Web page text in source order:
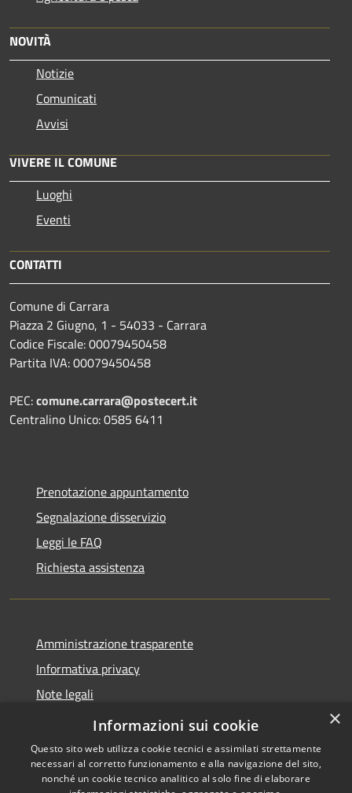
NOVITÀ
Notizie
Comunicati
Avvisi
VIVERE IL COMUNE
Luoghi
Eventi
CONTATTI
Comune di Carrara
Piazza 2 Giugno, 1 - 54033 - Carrara
Codice Fiscale: 00079450458
Partita IVA: 00079450458
PEC:comune.carrara@postecert.it
Centralino Unico: 0585 6411
Prenotazione appuntamento
Segnalazione disservizio
Leggi le FAQ
Richiesta assistenza
Amministrazione trasparente
Informativa privacy
Note legali
Dichiarazione di accessibilità
×
Informazioni sui cookie
Questo sito web utilizza cookie tecnici e assimilati strettamente
necessari al corretto funzionamento e alla navigazione del sito,
nonché un cookie tecnico analitico al solo fine di elaborare